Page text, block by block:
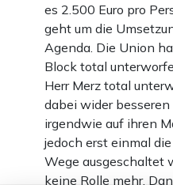
es 2.500 Euro pro
geht um die
Agenda. Die Union
Block total
Herr Merz total
dabei wider
irgendwie auf ihren
jedoch erst einmal
Wege ausgeschaltet
keine Rolle mehr.